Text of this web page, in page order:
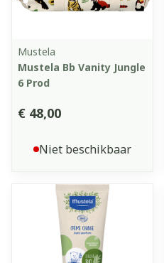
Mustela
Mustela Bb Vanity Jungle
6 Prod
€ 48,00
Niet beschikbaar